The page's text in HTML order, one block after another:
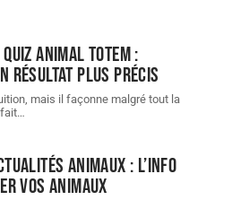
animal totem :
résultat plus précis
mais il façonne malgré tout la
…
Animaux : l’info
vos animaux